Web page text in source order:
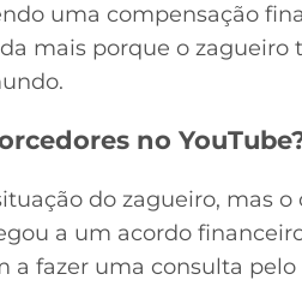
uma compensação
mais porque o
no
do zagueiro, mas
a um acordo
a fazer uma consulta